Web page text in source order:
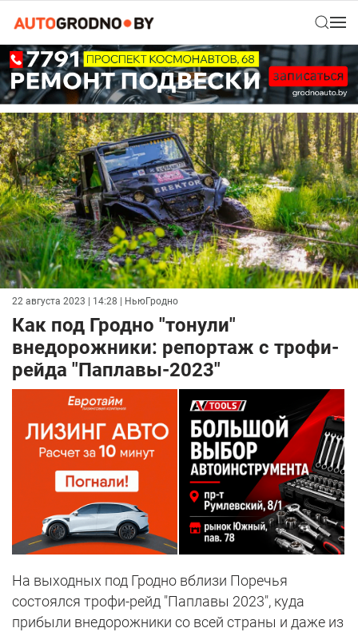
22 августа 2023 | 14:28 | НьюГродно
Как под Гродно "тонули"
внедорожники: репортаж с трофи-
рейда "Паплавы-2023"
На выходных под Гродно вблизи Поречья
состоялся трофи-рейд "Паплавы 2023", куда
прибыли внедорожники со всей страны и даже из